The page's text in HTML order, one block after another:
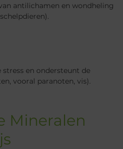
antilichamen en wondheling
en ondersteunt de
vooral paranoten, vis).
Mineralen